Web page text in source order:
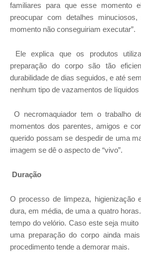
familiares para que esse momento
preocupar com detalhes
momento não conseguiriam executar”.
Ele explica que os produtos
preparação do corpo são tão
durabilidade de dias seguidos, e até
nenhum tipo de vazamentos de
O necromaquiador tem o trabalho
momentos dos parentes, amigos e
querido possam se despedir de uma
imagem se dê o aspecto de “vivo”.
Duração
O processo de limpeza, higienização
dura, em média, de uma a quatro
tempo do velório. Caso este seja
uma preparação do corpo ainda
procedimento tende a demorar mais.